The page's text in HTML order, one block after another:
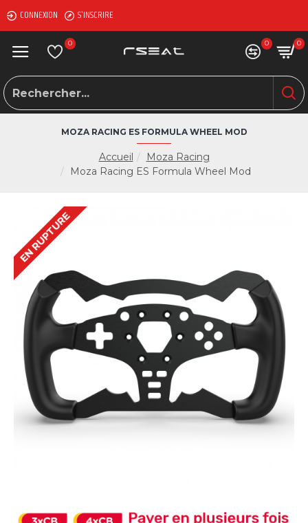
CONNEXION S'INSCRIRE
0 0 0
Accueil
Moza Racing
Moza Racing ES Formula Wheel Mod
MOZA RACING ES FORMULA WHEEL MOD
EN RUPTURE